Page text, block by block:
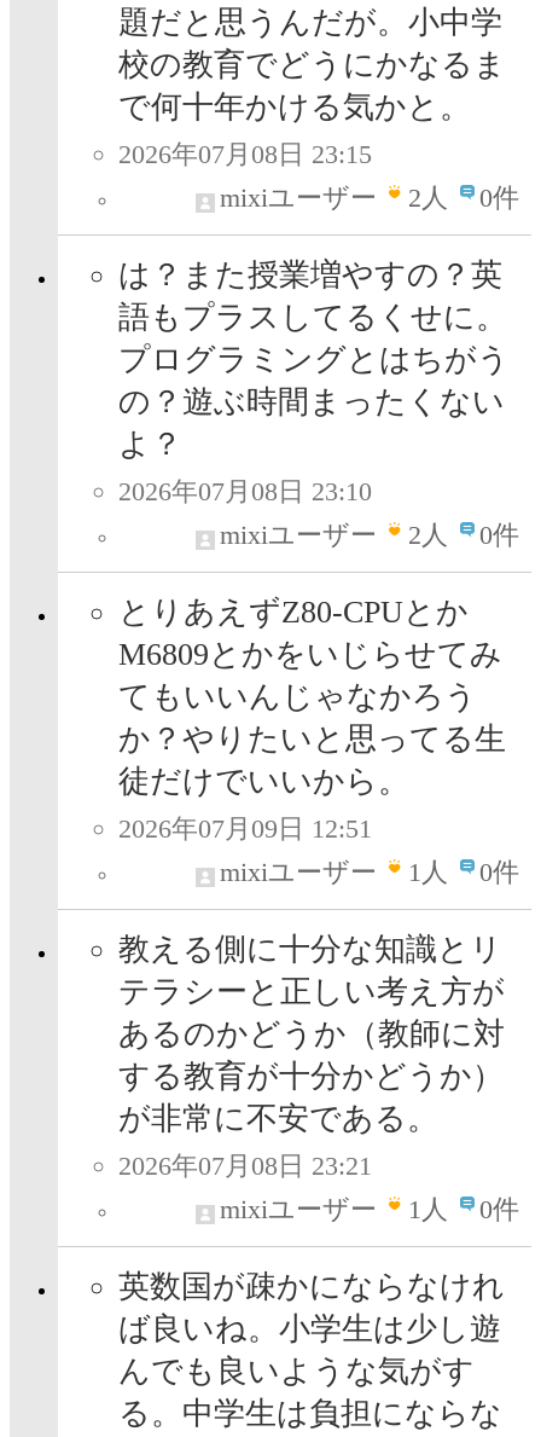
題だと思うんだが。小中学
校の教育でどうにかなるま
で何十年かける気かと。
2026年07月08日 23:15
mixiユーザー
2人 0件
は？また授業増やすの？英
語もプラスしてるくせに。
プログラミングとはちがう
の？遊ぶ時間まったくない
よ？
2026年07月08日 23:10
mixiユーザー
2人 0件
とりあえずZ80-CPUとか
M6809とかをいじらせてみ
てもいいんじゃなかろう
か？やりたいと思ってる生
徒だけでいいから。
2026年07月09日 12:51
mixiユーザー
1人 0件
教える側に十分な知識とリ
テラシーと正しい考え方が
あるのかどうか（教師に対
する教育が十分かどうか）
が非常に不安である。
2026年07月08日 23:21
mixiユーザー
1人 0件
英数国が疎かにならなけれ
ば良いね。小学生は少し遊
んでも良いような気がす
る。中学生は負担にならな